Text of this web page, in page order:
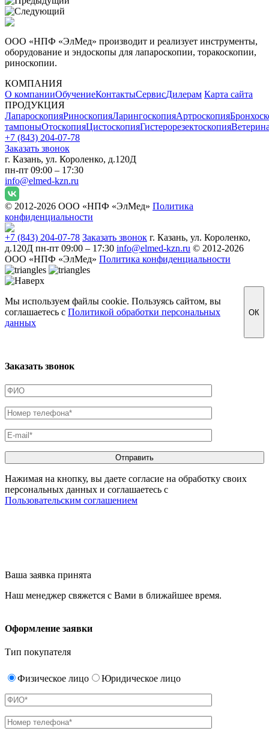
ООО «НПФ «ЭлМед» производит и реализует инструменты,
оборудование и эндоскопы для лапароскопии, торакоскопии,
риноскопии.
КОМПАНИЯ
О компанииОбучениеКонтактыСервисДилерам Карта сайта
ПРОДУКЦИЯ
ЛапароскопияРиноскопияЛарингоскопияАртроскопия
тампоныОтоскопияЦистоскопияГистерорезектоскопия
+7 (843) 204-07-78
Заказать звонок
г. Казань, ул. Короленко, д.120Д
пн-пт 09:00 – 17:30
info@elmed-kzn.ru
© 2012-2026 ООО «НПФ «ЭлМед» Политика
конфиденциальности
+7 (843) 204-07-78 Заказать звонок г. Казань, ул. Короленко,
д.120Д пн-пт 09:00 – 17:30 info@elmed-kzn.ru © 2012-2026
ООО «НПФ «ЭлМед» Политика конфиденциальности
Мы используем файлы cookie. Пользуясь сайтом, вы
соглашаетесь с Политикой обработки персональных
данных
ОК
Заказать звонок
Нажимая на кнопку, вы даете согласие на обработку своих
персональных данных и соглашаетесь с
Пользовательским соглашением
Ваша заявка принята
Наш менеджер свяжется с Вами в ближайшее время.
Оформление заявки
Тип покупателя
Физическое лицо Юридическое лицо